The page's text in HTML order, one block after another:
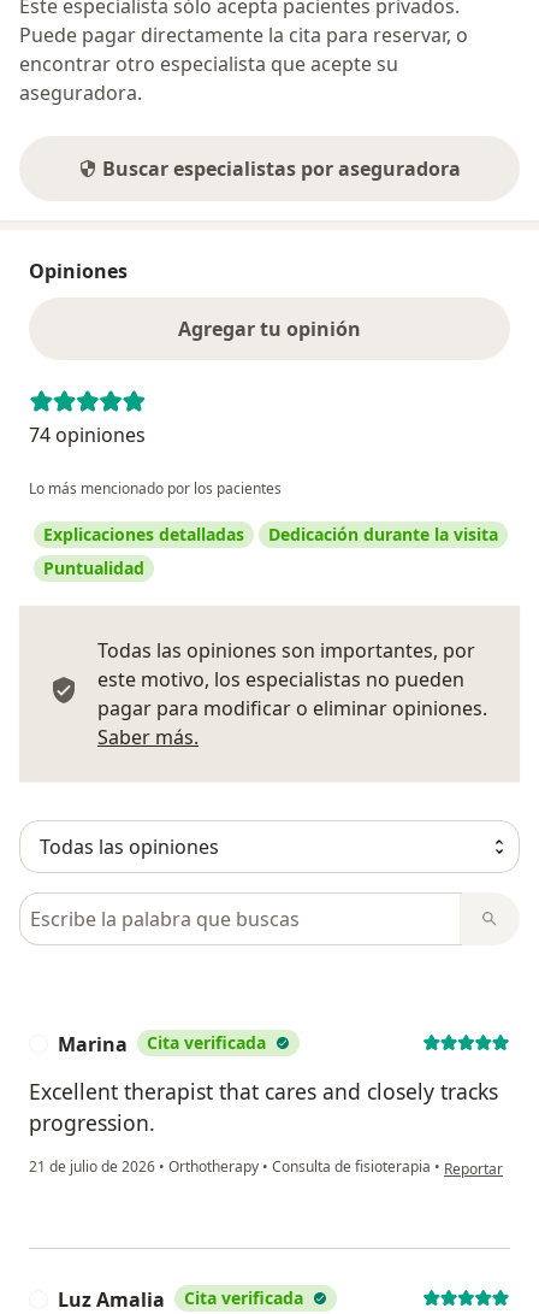
Este especialista sólo acepta pacientes privados.
Puede pagar directamente la cita para reservar, o
encontrar otro especialista que acepte su
aseguradora.
Buscar especialistas por aseguradora
Opiniones
Agregar tu opinión
74 opiniones
Lo más mencionado por los pacientes
Explicaciones detalladas
Dedicación durante la visita
Puntualidad
Todas las opiniones son importantes, por
este motivo, los especialistas no pueden
pagar para modificar o eliminar opiniones.
Saber más.
Busca en opiniones
Marina Cita verificada
Excellent therapist that cares and closely tracks
progression.
21 de julio de 2026 • Orthotherapy • Consulta de fisioterapia • en opinión
Reportar
Luz Amalia Cita verificada